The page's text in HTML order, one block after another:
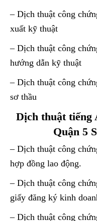
– Dịch thuật công
xuất kỹ thuật
– Dịch thuật công
hướng dẫn kỹ thuật
– Dịch thuật công
sơ thầu
Dịch thuật tiếng
Quận 5
– Dịch thuật công
hợp đồng lao động.
– Dịch thuật công
giấy đăng ký kinh
– Dịch thuật công